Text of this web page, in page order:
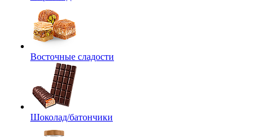
Восточные сладости
Шоколад/батончики